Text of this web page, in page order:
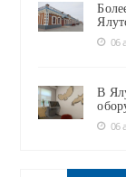
06
В
06